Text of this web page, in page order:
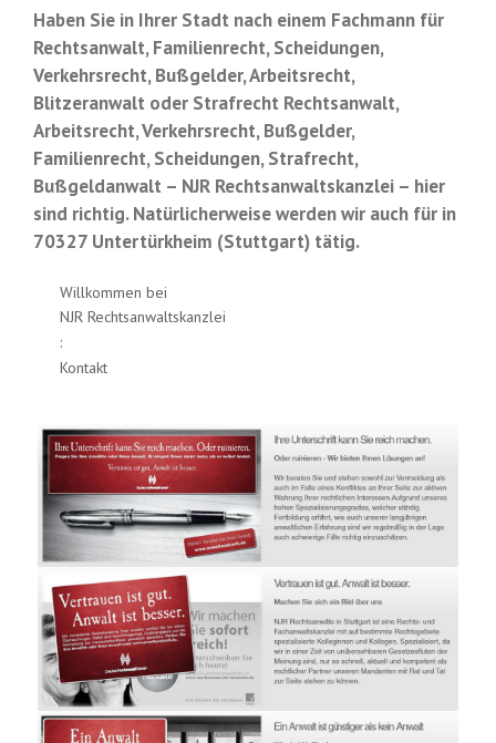
Haben Sie in Ihrer Stadt nach einem Fachmann für
Rechtsanwalt, Familienrecht, Scheidungen,
Verkehrsrecht, Bußgelder, Arbeitsrecht,
Blitzeranwalt oder Strafrecht Rechtsanwalt,
Arbeitsrecht, Verkehrsrecht, Bußgelder,
Familienrecht, Scheidungen, Strafrecht,
Bußgeldanwalt – NJR Rechtsanwaltskanzlei – hier
sind richtig. Natürlicherweise werden wir auch für in
70327 Untertürkheim (Stuttgart) tätig.
Willkommen bei
NJR Rechtsanwaltskanzlei
:
Kontakt